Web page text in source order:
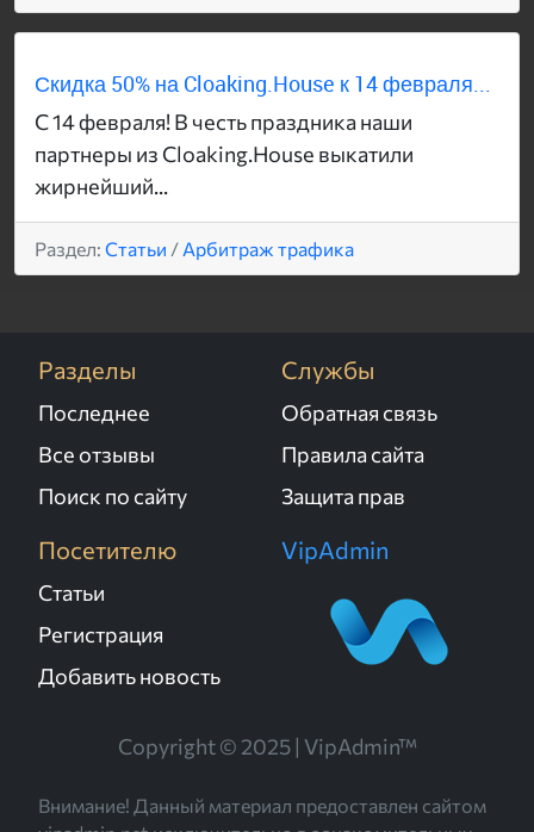
Скидка 50% на Cloaking.House к 14 февраля...
С 14 февраля! В честь праздника наши
партнеры из Cloaking.House выкатили
жирнейший...
Раздел: Статьи / Арбитраж трафика
Разделы
Последнее
Все отзывы
Поиск по сайту
Службы
Обратная связь
Правила сайта
Защита прав
Посетителю
Статьи
Регистрация
Добавить новость
VipAdmin
Copyright © 2025 | VipAdmin™
Внимание! Данный материал предоставлен сайтом